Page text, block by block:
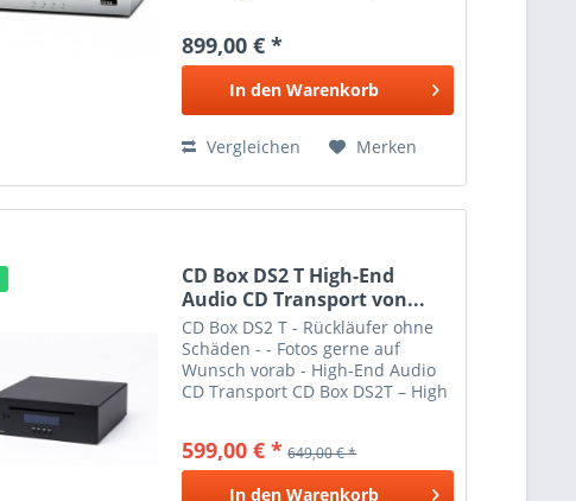
Wiedergabe meist haushoch
überlegen. Das Laufwerk der CD
Box S2...
899,00 € *
In den Warenkorb
Vergleichen Merken
CD Box DS2 T High-End
Audio CD Transport von...
CD Box DS2 T - Rückläufer ohne
Schäden - - Fotos gerne auf
Wunsch vorab - High-End Audio
CD Transport CD Box DS2T – High
oder Blu-Ray Playern wahre
Meister der Wiedergabe von...
599,00 € * 649,00 € *
In den Warenkorb